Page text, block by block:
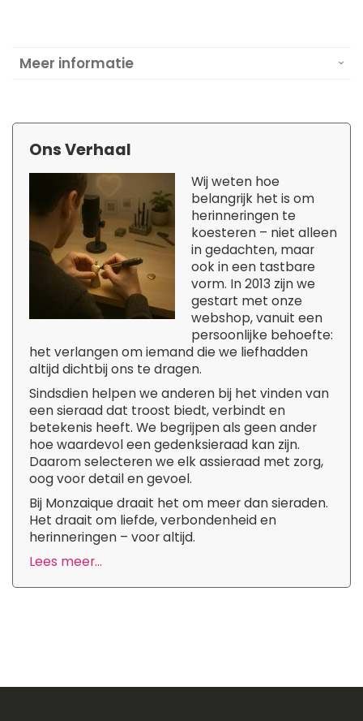
Meer informatie
Ons Verhaal
Wij weten hoe
belangrijk het is om
herinneringen te
koesteren – niet alleen
in gedachten, maar
ook in een tastbare
vorm. In 2013 zijn we
gestart met onze
webshop, vanuit een
persoonlijke behoefte:
het verlangen om iemand die we liefhadden
altijd dichtbij ons te dragen.
Sindsdien helpen we anderen bij het vinden van
een sieraad dat troost biedt, verbindt en
betekenis heeft. We begrijpen als geen ander
hoe waardevol een gedenksieraad kan zijn.
Daarom selecteren we elk assieraad met zorg,
oog voor detail en gevoel.
Bij Monzaique draait het om meer dan sieraden.
Het draait om liefde, verbondenheid en
herinneringen – voor altijd.
Lees meer...